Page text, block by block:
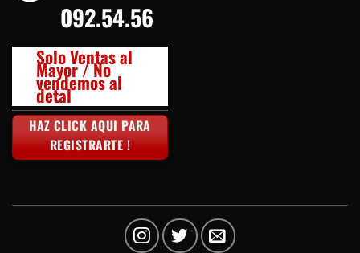
092.54.56
Solo Ventas al
Mayor / No
vendemos al
detal
HAZ CLICK AQUI PARA
REGISTRARTE !